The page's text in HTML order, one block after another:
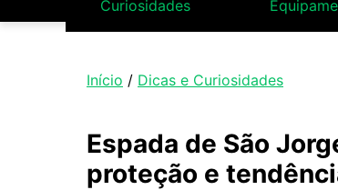
Curiosidades
Início / Dicas e Curiosidades
Espada de São
proteção e